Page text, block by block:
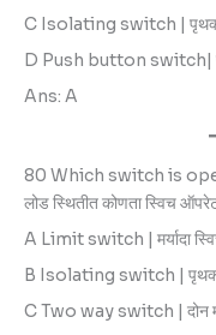
C Isolating switch |
D Push button switch|
Ans: A
80 Which switch is
लोड स्थितीत कोणता स्विच
A Limit switch | मर्यादा
B Isolating switch |
C Two way switch | दोन